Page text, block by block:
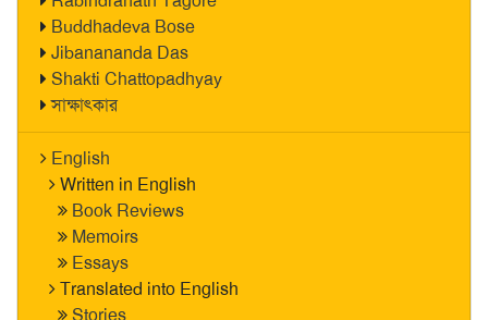
Buddhadeva Bose
Jibanananda Das
Shakti Chattopadhyay
সাক্ষাৎকার
English
Written in English
Book Reviews
Memoirs
Essays
Translated into English
Stories